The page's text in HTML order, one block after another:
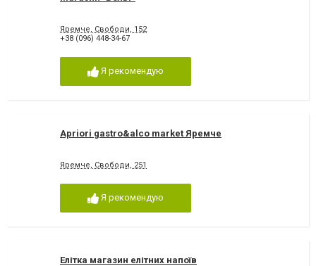
Яремче, Свободи, 152
+38 (096) 448-34-67
Я рекомендую
Apriori gastro&alco market Яремче
Яремче, Свободи, 251
Я рекомендую
Елітка магазин елітних напоїв